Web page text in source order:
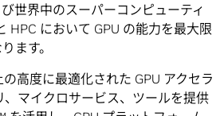
世界中のスーパーコンピューティ
HPC において GPU の能力を最大限
ます。
高度に最適化された GPU アクセラ
、マイクロサービス、ツールを提供